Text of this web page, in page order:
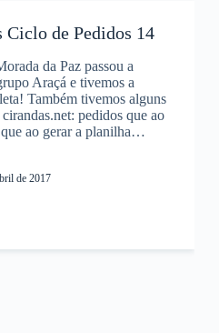
Ciclo de Pedidos 14
da Paz passou a
Araçá e tivemos a
Também tivemos alguns
pedidos que ao
que ao gerar a planilha…
de 2017